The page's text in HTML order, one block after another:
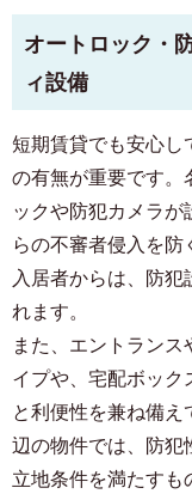
オートロック・
ィ設備
短期賃貸でも安心し
の有無が重要です。
ックや防犯カメラ
らの不審者侵入を
入居者からは、防犯
れます。
また、エントラン
イプや、宅配ボック
と利便性を兼ね備え
辺の物件では、防犯
立地条件を満たすも